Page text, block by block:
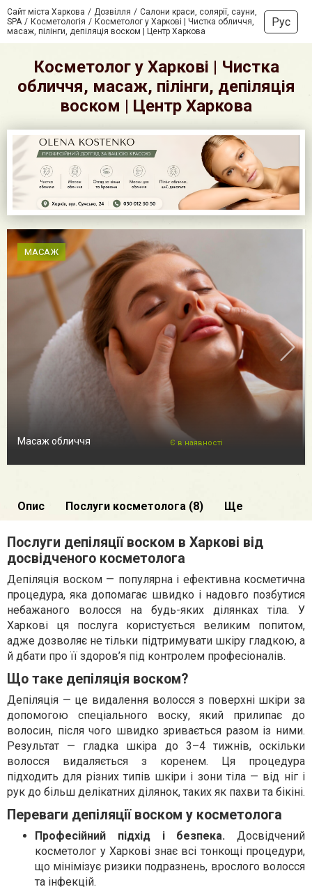
Сайт міста Харкова Дозвілля
Салони краси, солярії, сауни,
SPA
Косметологія
Косметолог у Харкові | Чистка обличчя,
масаж, пілінги, депіляція воском | Центр Харкова
Рус
Косметолог у Харкові | Чистка
обличчя, масаж, пілінги, депіляція
воском | Центр Харкова
МАСАЖ
Є в наявності
Послуги депіляції воском в Харкові від
досвідченого косметолога
Депіляція воском — популярна і ефективна косметична
процедура, яка допомагає швидко і надовго позбутися
небажаного волосся на будь-яких ділянках тіла. У
Харкові ця послуга користується великим попитом,
адже дозволяє не тільки підтримувати шкіру гладкою, а
й дбати про її здоров’я під контролем професіоналів.
Що таке депіляція воском?
Депіляція — це видалення волосся з поверхні шкіри за
допомогою спеціального воску, який прилипає до
волосин, після чого швидко зривається разом із ними.
Результат — гладка шкіра до 3–4 тижнів, оскільки
волосся видаляється з коренем. Ця процедура
підходить для різних типів шкіри і зони тіла — від ніг і
рук до більш делікатних ділянок, таких як пахви та бікіні.
Переваги депіляції воском у косметолога
Професійний підхід і безпека.Досвідчений
косметолог у Харкові знає всі тонкощі процедури,
що мінімізує ризики подразнень, врослого волосся
та інфекцій.